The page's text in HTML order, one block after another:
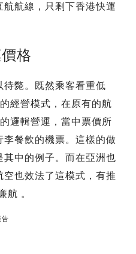
航線，只剩下香港快運
格
斃。既然乘客看重低
經營模式，在原有的航
邏輯營運，當中票價所
餐飲的機票。這樣的做
中的例子。而在亞洲也
也效法了這模式，有推
航 。
告